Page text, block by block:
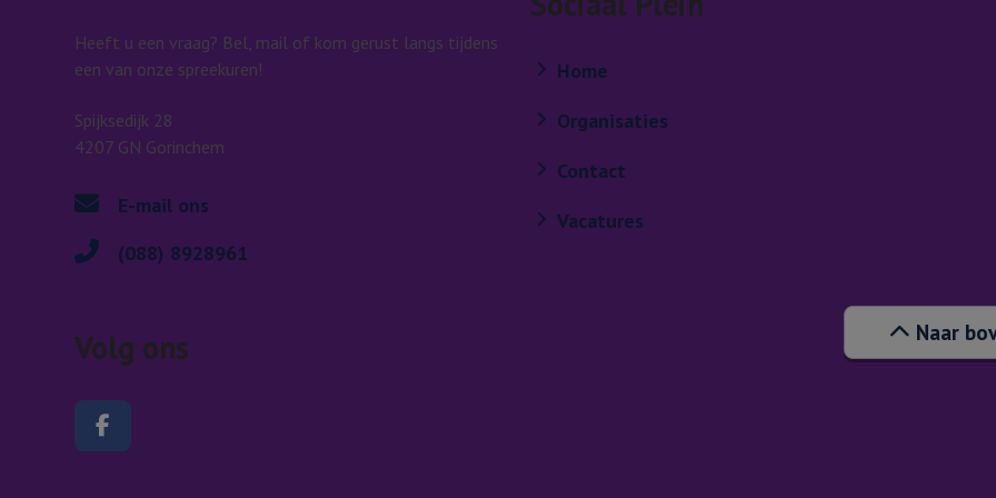
Heeft u een vraag? Bel, mail of kom gerust langs tijdens
een van onze spreekuren!
Spijksedijk 28
4207 GN Gorinchem
E-mail ons
(088) 8928961
Home
Organisaties
Contact
Vacatures
Volg ons Naar